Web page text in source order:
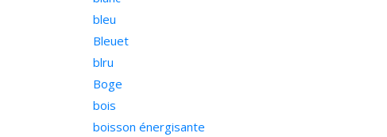
bleu
Bleuet
blru
Boge
bois
boisson énergisante